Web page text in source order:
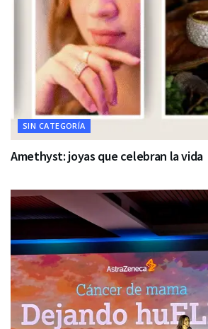
SIN CATEGORÍA
Amethyst: joyas que celebran la vida